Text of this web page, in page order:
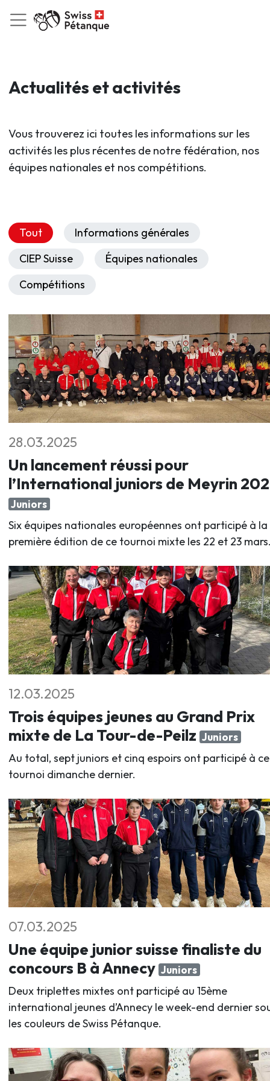
Actualités et activités
Vous trouverez ici toutes les informations sur les
activités les plus récentes de notre fédération, nos
équipes nationales et nos compétitions.
Tout
Informations générales
CIEP Suisse
Équipes nationales
Compétitions
28.03.2025
Un lancement réussi pour
l’International juniors de Meyrin
Juniors
Six équipes nationales européennes ont participé à la
première édition de ce tournoi mixte les 22 et 23
12.03.2025
Trois équipes jeunes au Grand Prix
mixte de La Tour-de-Peilz Juniors
Au total, sept juniors et cinq espoirs ont participé à ce
tournoi dimanche dernier.
07.03.2025
Une équipe junior suisse finaliste du
concours B à Annecy Juniors
Deux triplettes mixtes ont participé au 15ème
international jeunes d’Annecy le week-end dernier
les couleurs de Swiss Pétanque.